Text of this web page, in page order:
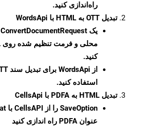
راه‌اندازی کنید.
تبدیل OTT به HTML با WordsApi
یک ConvertDocumentRequest
کنید.
استفاده کنید.
تبدیل HTML به PDFA با CellsApi
SaveOption
عنوان PDFA راه اندازی کنید